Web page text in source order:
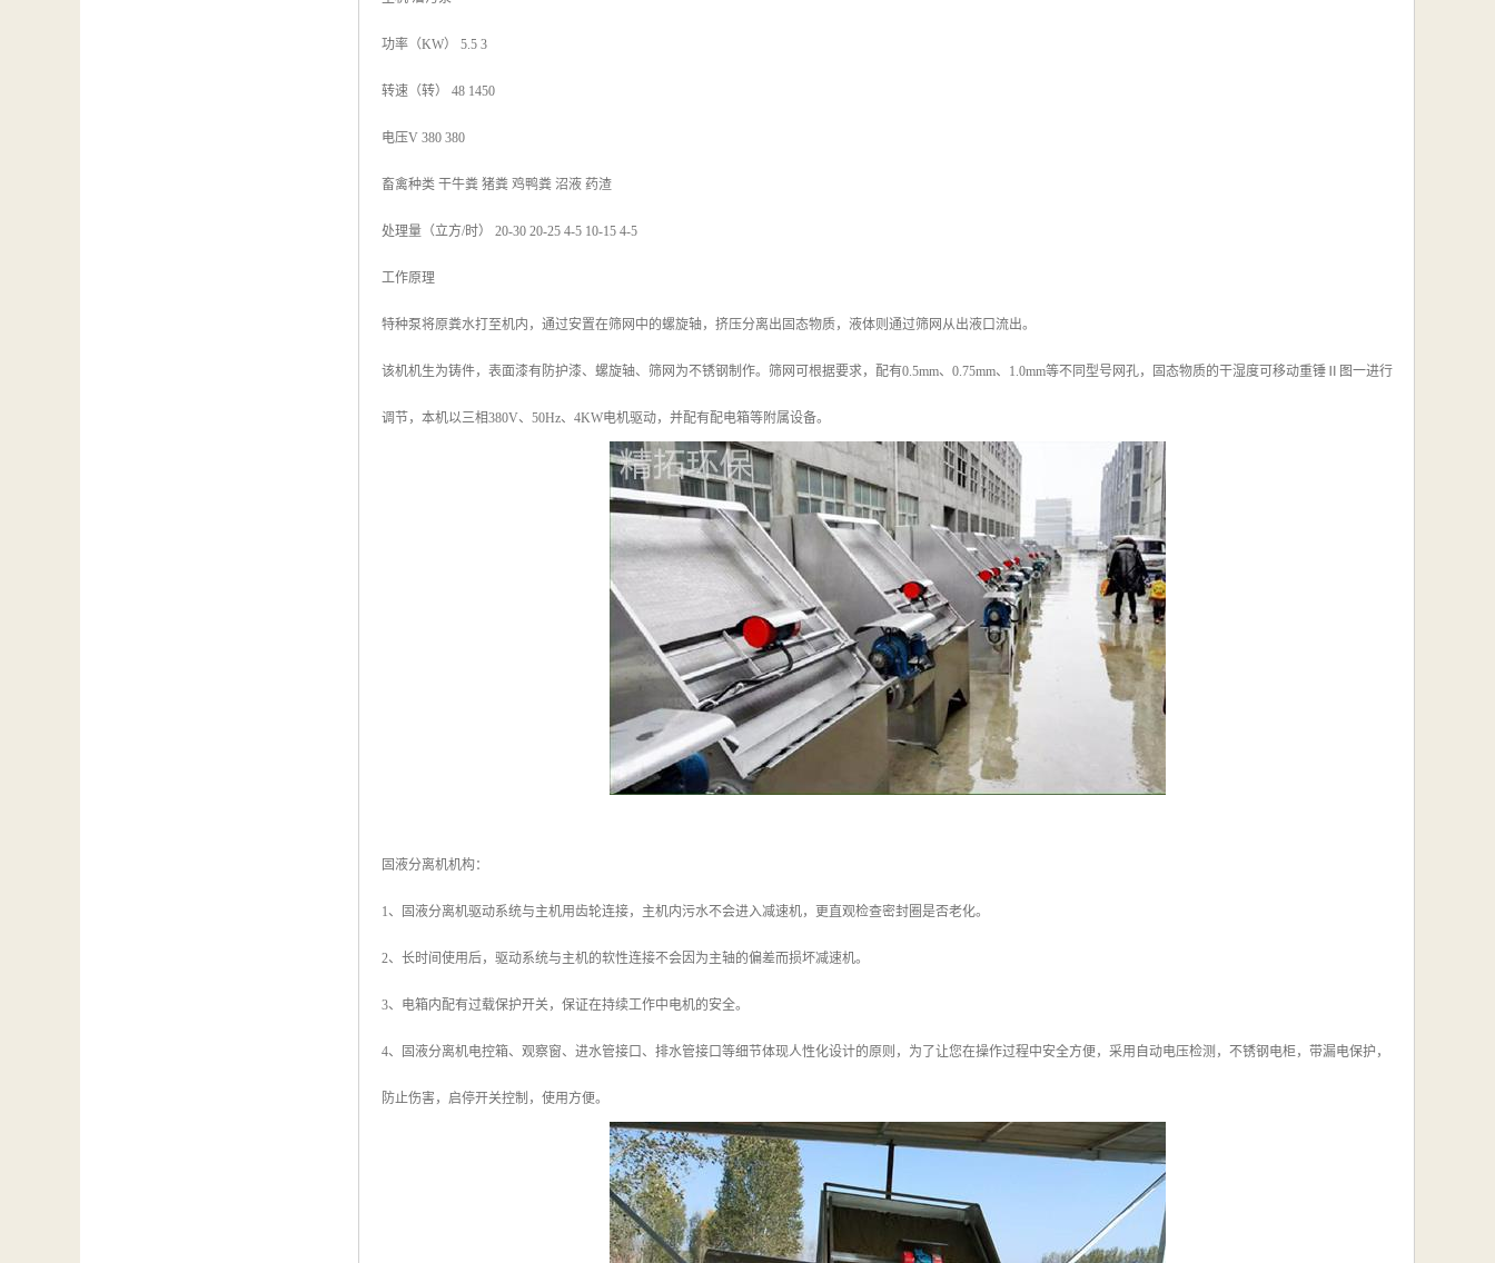
功率（KW） 5.5 3
转速（转） 48 1450
电压V 380 380
畜禽种类 干牛粪 猪粪 鸡鸭粪 沼液 药渣
处理量（立方/时） 20-30 20-25 4-5 10-15 4-5
工作原理
特种泵将原粪水打至机内，通过安置在筛网中的螺旋轴，挤压分离出固态物质，液体则通过筛网从出液口流出。
该机机生为铸件，表面漆有防护漆、螺旋轴、筛网为不锈钢制作。筛网可根据要求，配有0.5mm、0.75mm、1.0mm等不同型号网孔，固态物质的干湿度可移动重锤Ⅱ图一进行
调节，本机以三相380V、50Hz、4KW电机驱动，并配有配电箱等附属设备。
固液分离机机构：
1、固液分离机驱动系统与主机用齿轮连接，主机内污水不会进入减速机，更直观检查密封圈是否老化。
2、长时间使用后，驱动系统与主机的软性连接不会因为主轴的偏差而损坏减速机。
3、电箱内配有过载保护开关，保证在持续工作中电机的安全。
4、固液分离机电控箱、观察窗、进水管接口、排水管接口等细节体现人性化设计的原则，为了让您在操作过程中安全方便，采用自动电压检测，不锈钢电柜，带漏电保护，
防止伤害，启停开关控制，使用方便。